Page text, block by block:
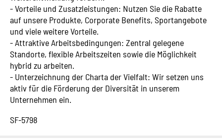
- Vorteile und Zusatzleistungen: Nutzen Sie die Rabatte
auf unsere Produkte, Corporate Benefits, Sportangebote
und viele weitere Vorteile.
- Attraktive Arbeitsbedingungen: Zentral gelegene
Standorte, flexible Arbeitszeiten sowie die Möglichkeit
hybrid zu arbeiten.
- Unterzeichnung der Charta der Vielfalt: Wir setzen uns
aktiv für die Förderung der Diversität in unserem
Unternehmen ein.
SF-5798